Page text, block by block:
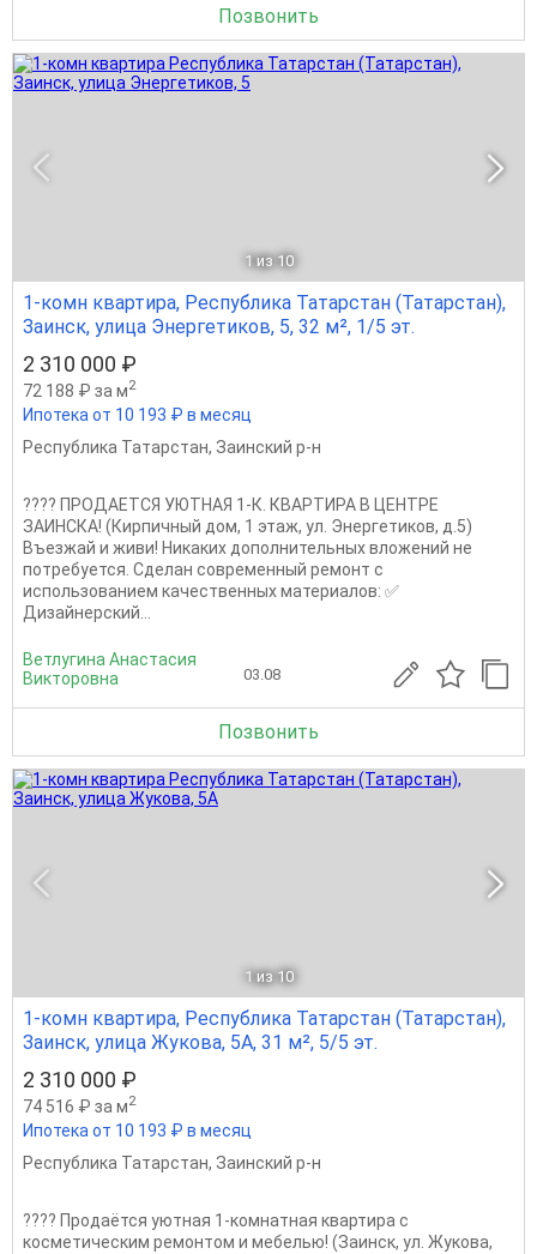
Позвонить
1 из 10
1-комн квартира, Республика Татарстан (Татарстан),
Заинск, улица Энергетиков, 5, 32 м², 1/5 эт.
2 310 000 ₽
72 188 ₽ за м2
Ипотека от 10 193 ₽ в месяц
Республика Татарстан, Заинский р-н
???? ПРОДАЕТСЯ УЮТНАЯ 1-К. КВАРТИРА В ЦЕНТРЕ
ЗАИНСКА! (Кирпичный дом, 1 этаж, ул. Энергетиков, д.5)
Въезжай и живи! Никаких дополнительных вложений не
потребуется. Сделан современный ремонт с
использованием качественных материалов: ✅
Дизайнерский...
Ветлугина Анастасия
Викторовна
03.08
Позвонить
1 из 10
1-комн квартира, Республика Татарстан (Татарстан),
Заинск, улица Жукова, 5А, 31 м², 5/5 эт.
2 310 000 ₽
74 516 ₽ за м2
Ипотека от 10 193 ₽ в месяц
Республика Татарстан, Заинский р-н
???? Продаётся уютная 1-комнатная квартира с
косметическим ремонтом и мебелью! (Заинск, ул. Жукова,